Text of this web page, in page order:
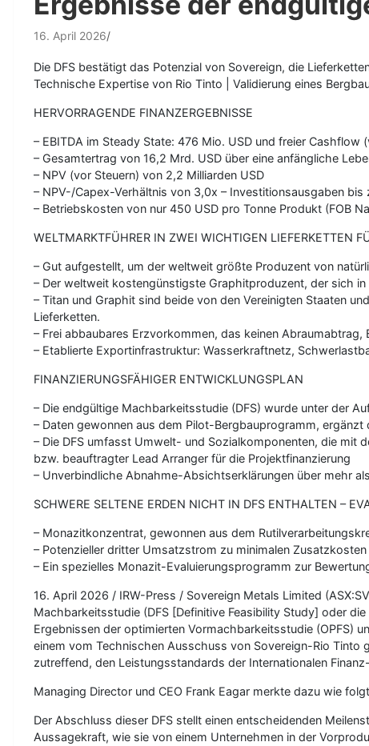
16. April 2026
Die DFS bestätigt das Potenzial von Sovereign, die
Technische Expertise von Rio Tinto | Validierung eines
HERVORRAGENDE FINANZERGEBNISSE
– EBITDA im Steady State: 476 Mio. USD und freier
– Gesamtertrag von 16,2 Mrd. USD über eine anfängliche
– NPV (vor Steuern) von 2,2 Milliarden USD
– NPV-/Capex-Verhältnis von 3,0x – Investitionsausgaben
– Betriebskosten von nur 450 USD pro Tonne Produkt (FOB
WELTMARKTFÜHRER IN ZWEI WICHTIGEN LIEFERKETTEN
– Gut aufgestellt, um der weltweit größte Produzent von
– Der weltweit kostengünstigste Graphitproduzent, der sich
– Titan und Graphit sind beide von den Vereinigten Staaten
Lieferketten.
– Frei abbaubares Erzvorkommen, das keinen
– Etablierte Exportinfrastruktur: Wasserkraftnetz,
FINANZIERUNGSFÄHIGER ENTWICKLUNGSPLAN
– Die endgültige Machbarkeitsstudie (DFS) wurde unter der
– Daten gewonnen aus dem Pilot-Bergbauprogramm,
– Die DFS umfasst Umwelt- und Sozialkomponenten, die mit
bzw. beauftragter Lead Arranger für die Projektfinanzierung
– Unverbindliche Abnahme-Absichtserklärungen über mehr
SCHWERE SELTENE ERDEN NICHT IN DFS ENTHALTEN –
– Monazitkonzentrat, gewonnen aus dem
– Potenzieller dritter Umsatzstrom zu minimalen
– Ein spezielles Monazit-Evaluierungsprogramm zur
16. April 2026 / IRW-Press / Sovereign Metals Limited
Machbarkeitsstudie (DFS [Definitive Feasibility Study] oder
Ergebnissen der optimierten Vormachbarkeitsstudie (OPFS)
einem vom Technischen Ausschuss von Sovereign-Rio
zutreffend, den Leistungsstandards der Internationalen
Managing Director und CEO Frank Eagar merkte dazu wie
Der Abschluss dieser DFS stellt einen entscheidenden
Aussagekraft, wie sie von einem Unternehmen in der